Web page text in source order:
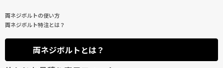
両ネジボルトの使い方
両ネジボルト特注とは？
両ネジボルトとは？